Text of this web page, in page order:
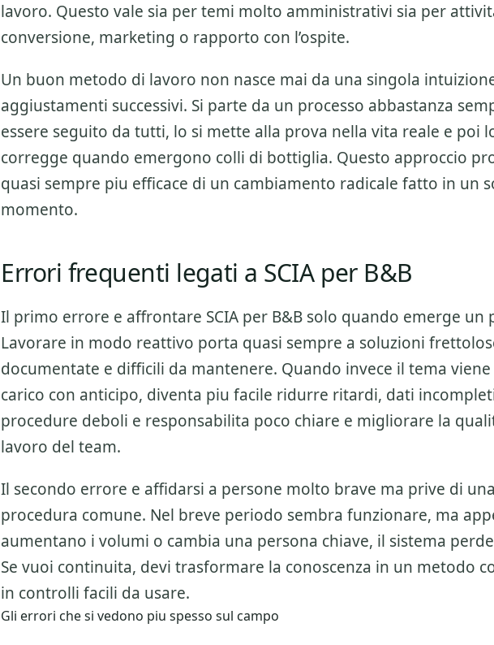
lavoro. Questo vale sia per temi molto amministrativi sia per
conversione, marketing o rapporto con l’ospite.
Un buon metodo di lavoro non nasce mai da una singola
aggiustamenti successivi. Si parte da un processo abbastanza
essere seguito da tutti, lo si mette alla prova nella vita reale e poi
corregge quando emergono colli di bottiglia. Questo approccio
quasi sempre piu efficace di un cambiamento radicale fatto in un
momento.
Errori frequenti legati a SCIA per B&B
Il primo errore e affrontare SCIA per B&B solo quando emerge un
Lavorare in modo reattivo porta quasi sempre a soluzioni
documentate e difficili da mantenere. Quando invece il tema
carico con anticipo, diventa piu facile ridurre ritardi, dati
procedure deboli e responsabilita poco chiare e migliorare la
lavoro del team.
Il secondo errore e affidarsi a persone molto brave ma prive di una
procedura comune. Nel breve periodo sembra funzionare, ma
aumentano i volumi o cambia una persona chiave, il sistema
Se vuoi continuita, devi trasformare la conoscenza in un metodo
in controlli facili da usare.
Gli errori che si vedono piu spesso sul campo